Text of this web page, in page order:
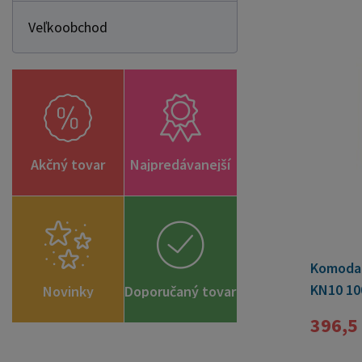
Veľkoobchod
Akčný tovar Najpredávanejší
Novinky Doporučaný tovar
KN10
396,5